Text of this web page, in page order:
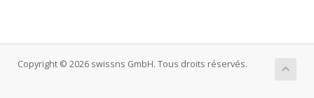
Copyright © 2026 swissns GmbH. Tous droits réservés.